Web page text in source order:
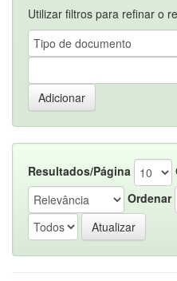
Utilizar filtros para refinar o
Resultados/Página
Ordenar